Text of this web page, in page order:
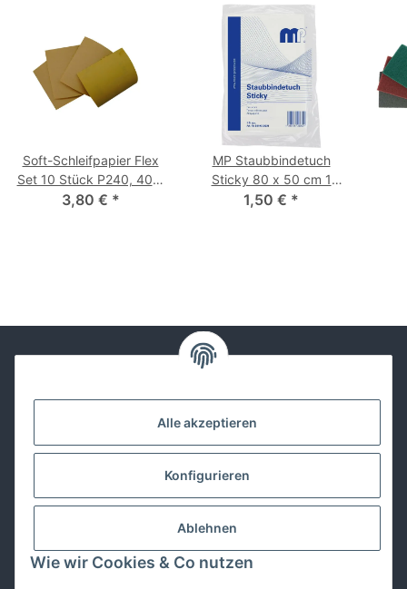
Alle akzeptieren
Konfigurieren
Ablehnen
Wie wir Cookies & Co nutzen
Soft-Schleifpapier Flex
Set 10 Stück P240, 400,
600, 800
3,80 € *
MP Staubbindetuch
Sticky 80 x 50 cm 1
Stück
1,50 € *
Lackwissen